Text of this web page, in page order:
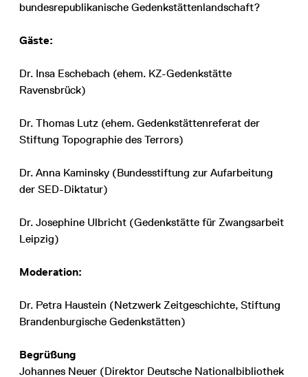
bundesrepublikanische Gedenkstättenlandschaft?
Gäste:
Dr. Insa Eschebach (ehem. KZ-Gedenkstätte
Ravensbrück)
Dr. Thomas Lutz (ehem. Gedenkstättenreferat der
Stiftung Topographie des Terrors)
Dr. Anna Kaminsky (Bundesstiftung zur Aufarbeitung
der SED-Diktatur)
Dr. Josephine Ulbricht (Gedenkstätte für Zwangsarbeit
Leipzig)
Moderation:
Dr. Petra Haustein (Netzwerk Zeitgeschichte, Stiftung
Brandenburgische Gedenkstätten)
Begrüßung
Johannes Neuer (Direktor Deutsche Nationalbibliothek